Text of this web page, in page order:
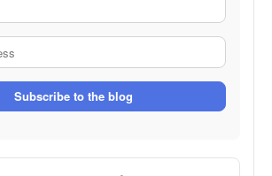
Subscribe to the blog